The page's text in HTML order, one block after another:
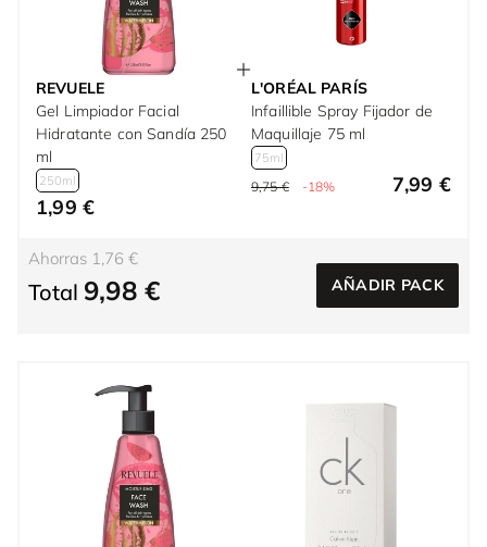
REVUELE
Gel Limpiador Facial
Hidratante con Sandía 250
ml
250ml
1,99 €
L'ORÉAL PARÍS
Infaillible Spray Fijador de
Maquillaje 75 ml
75ml
9,75 € -18% 7,99 €
Ahorras 1,76 €
Total 9,98 € AÑADIR PACK